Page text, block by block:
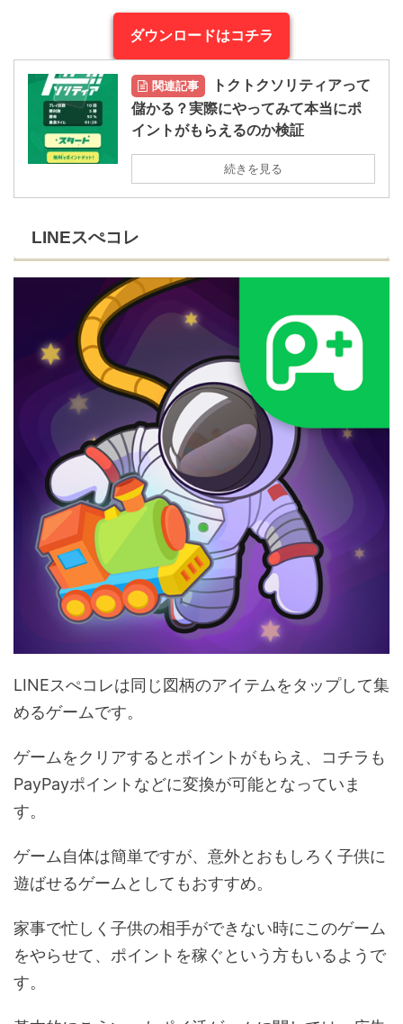
ダウンロードはコチラ
関連記事
トクトクソリティアって
儲かる？実際にやってみて本当にポ
イントがもらえるのか検証
続きを見る
LINEスぺコレ
LINEスぺコレは同じ図柄のアイテムをタップして集
めるゲームです。
ゲームをクリアするとポイントがもらえ、コチラも
PayPayポイントなどに変換が可能となっていま
す。
ゲーム自体は簡単ですが、意外とおもしろく子供に
遊ばせるゲームとしてもおすすめ。
家事で忙しく子供の相手ができない時にこのゲーム
をやらせて、ポイントを稼ぐという方もいるようで
す。